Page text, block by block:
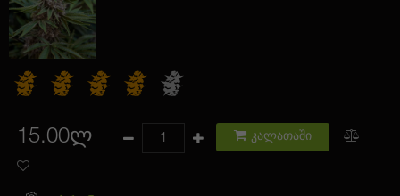
15.00ლ კალათაში